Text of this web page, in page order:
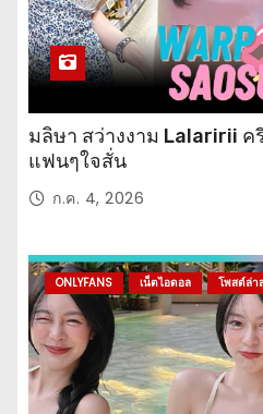
มลิษา สว่างงาม Lalaririi ค
แฟนๆใจสั่น
ก.ค. 4, 2026
ONLYFANS เน็ตไอดอล โพสต์ล่า